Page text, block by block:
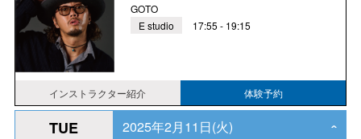
GOTO
E studio
17:55 - 19:15
インストラクター紹介 体験予約
TUE 2025年2月11日(火) ‹